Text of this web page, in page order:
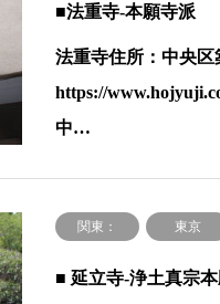
■法重寺-本願寺派
法重寺住所：中央区
https://
中…
関東： 東京
■ 延立寺-浄土真宗